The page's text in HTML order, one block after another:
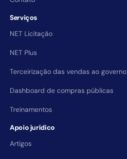
Serviços
NET Licitação
NET Plus
Terceirização das vendas ao governo
Dashboard de compras públicas
Treinamentos
Apoio jurídico
Artigos